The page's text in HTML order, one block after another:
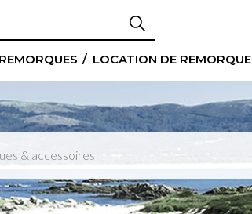
LOCATION DE REMORQUE
& accessoires